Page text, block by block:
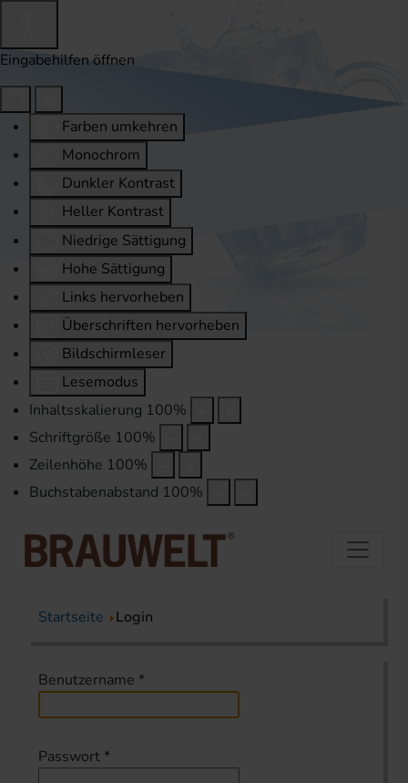
Eingabehilfen öffnen
Farben umkehren
Monochrom
Dunkler Kontrast
Heller Kontrast
Niedrige Sättigung
Hohe Sättigung
Links hervorheben
Überschriften hervorheben
Bildschirmleser
Lesemodus
Inhaltsskalierung 100%
Schriftgröße 100%
Zeilenhöhe 100%
Buchstabenabstand 100%
Startseite Login
Benutzername *
Passwort *